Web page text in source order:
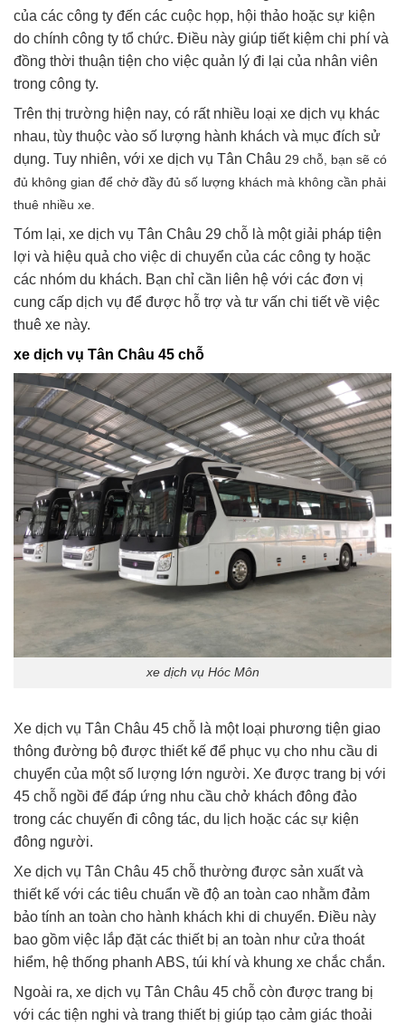
của các công ty đến các cuộc họp, hội thảo hoặc sự kiện
do chính công ty tổ chức. Điều này giúp tiết kiệm chi phí và
đồng thời thuận tiện cho việc quản lý đi lại của nhân viên
trong công ty.
Trên thị trường hiện nay, có rất nhiều loại xe dịch vụ khác
nhau, tùy thuộc vào số lượng hành khách và mục đích sử
dụng. Tuy nhiên, với xe dịch vụ Tân Châu 29 chỗ, bạn sẽ có
đủ không gian để chở đầy đủ số lượng khách mà không cần phải
thuê nhiều xe.
Tóm lại, xe dịch vụ Tân Châu 29 chỗ là một giải pháp tiện
lợi và hiệu quả cho việc di chuyển của các công ty hoặc
các nhóm du khách. Bạn chỉ cần liên hệ với các đơn vị
cung cấp dịch vụ để được hỗ trợ và tư vấn chi tiết về việc
thuê xe này.
xe dịch vụ Tân Châu 45 chỗ
xe dịch vụ Hóc Môn
Xe dịch vụ Tân Châu 45 chỗ là một loại phương tiện giao
thông đường bộ được thiết kế để phục vụ cho nhu cầu di
chuyển của một số lượng lớn người. Xe được trang bị với
45 chỗ ngồi để đáp ứng nhu cầu chở khách đông đảo
trong các chuyến đi công tác, du lịch hoặc các sự kiện
đông người.
Xe dịch vụ Tân Châu 45 chỗ thường được sản xuất và
thiết kế với các tiêu chuẩn về độ an toàn cao nhằm đảm
bảo tính an toàn cho hành khách khi di chuyển. Điều này
bao gồm việc lắp đặt các thiết bị an toàn như cửa thoát
hiểm, hệ thống phanh ABS, túi khí và khung xe chắc chắn.
Ngoài ra, xe dịch vụ Tân Châu 45 chỗ còn được trang bị
với các tiện nghi và trang thiết bị giúp tạo cảm giác thoải